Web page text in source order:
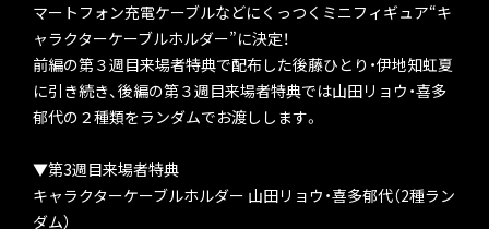
マートフォン充電ケーブルなどにくっつくミニフィギュア“キ
ャラクターケーブルホルダー”に決定！
前編の第３週目来場者特典で配布した後藤ひとり・伊地知虹夏
に引き続き、後編の第３週目来場者特典では山田リョウ・喜多
郁代の２種類をランダムでお渡しします。
▼第3週目来場者特典
キャラクターケーブルホルダー 山田リョウ・喜多郁代（2種ラン
ダム）